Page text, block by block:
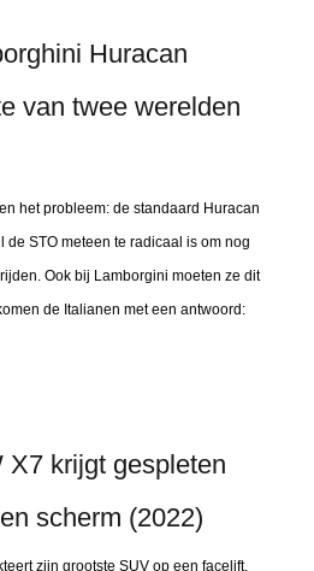
Huracan
van twee werelden
het probleem: de standaard Huracan
de STO meteen te radicaal is om nog
Ook bij Lamborgini moeten ze dit
de Italianen met een antwoord:
X7 krijgt gespleten
scherm (2022)
zijn grootste SUV op een facelift,